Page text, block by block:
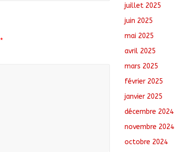
*
Khidmè »
juillet 2025
juin 2025
mai 2025
avril 2025
mars 2025
février 2025
janvier 2025
décembre 2024
novembre 2024
octobre 2024